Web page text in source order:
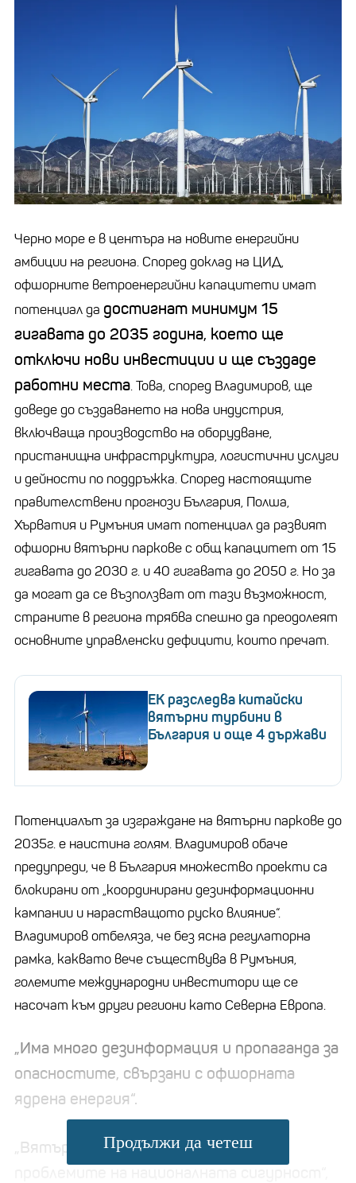
Черно море е в центъра на новите енергийни
амбиции на региона. Според доклад на ЦИД,
офшорните ветроенергийни капацитети имат
потенциал да достигнат минимум 15
гигавата до 2035 година, което ще
отключи нови инвестиции и ще създаде
работни места. Това, според Владимиров, ще
доведе до създаването на нова индустрия,
включваща производство на оборудване,
пристанищна инфраструктура, логистични услуги
и дейности по поддръжка. Според настоящите
правителствени прогнози България, Полша,
Хърватия и Румъния имат потенциал да развият
офшорни вятърни паркове с общ капацитет от 15
гигавата до 2030 г. и 40 гигавата до 2050 г. Но за
да могат да се възползват от тази възможност,
страните в региона трябва спешно да преодолеят
основните управленски дефицити, които пречат.
ЕК разследва китайски
вятърни турбини в
България и още 4 държави
Потенциалът за изграждане на вятърни паркове до
2035г. е наистина голям. Владимиров обаче
предупреди, че в България множество проекти са
блокирани от „координирани дезинформационни
кампании и нарастващото руско влияние“.
Владимиров отбеляза, че без ясна регулаторна
рамка, каквато вече съществува в Румъния,
големите международни инвеститори ще се
насочат към други региони като Северна Европа.
„Има много дезинформация и пропаганда за
опасностите, свързани с офшорната
ядрена енергия“.
„Вятърната енергия е част от
Продължи да четеш